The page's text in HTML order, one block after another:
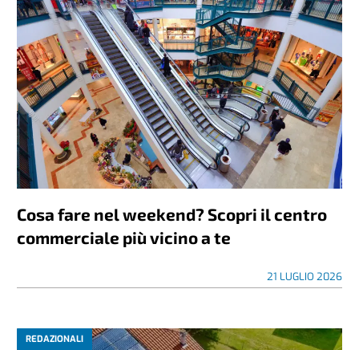
Cosa fare nel weekend? Scopri il centro
commerciale più vicino a te
21 LUGLIO 2026
REDAZIONALI